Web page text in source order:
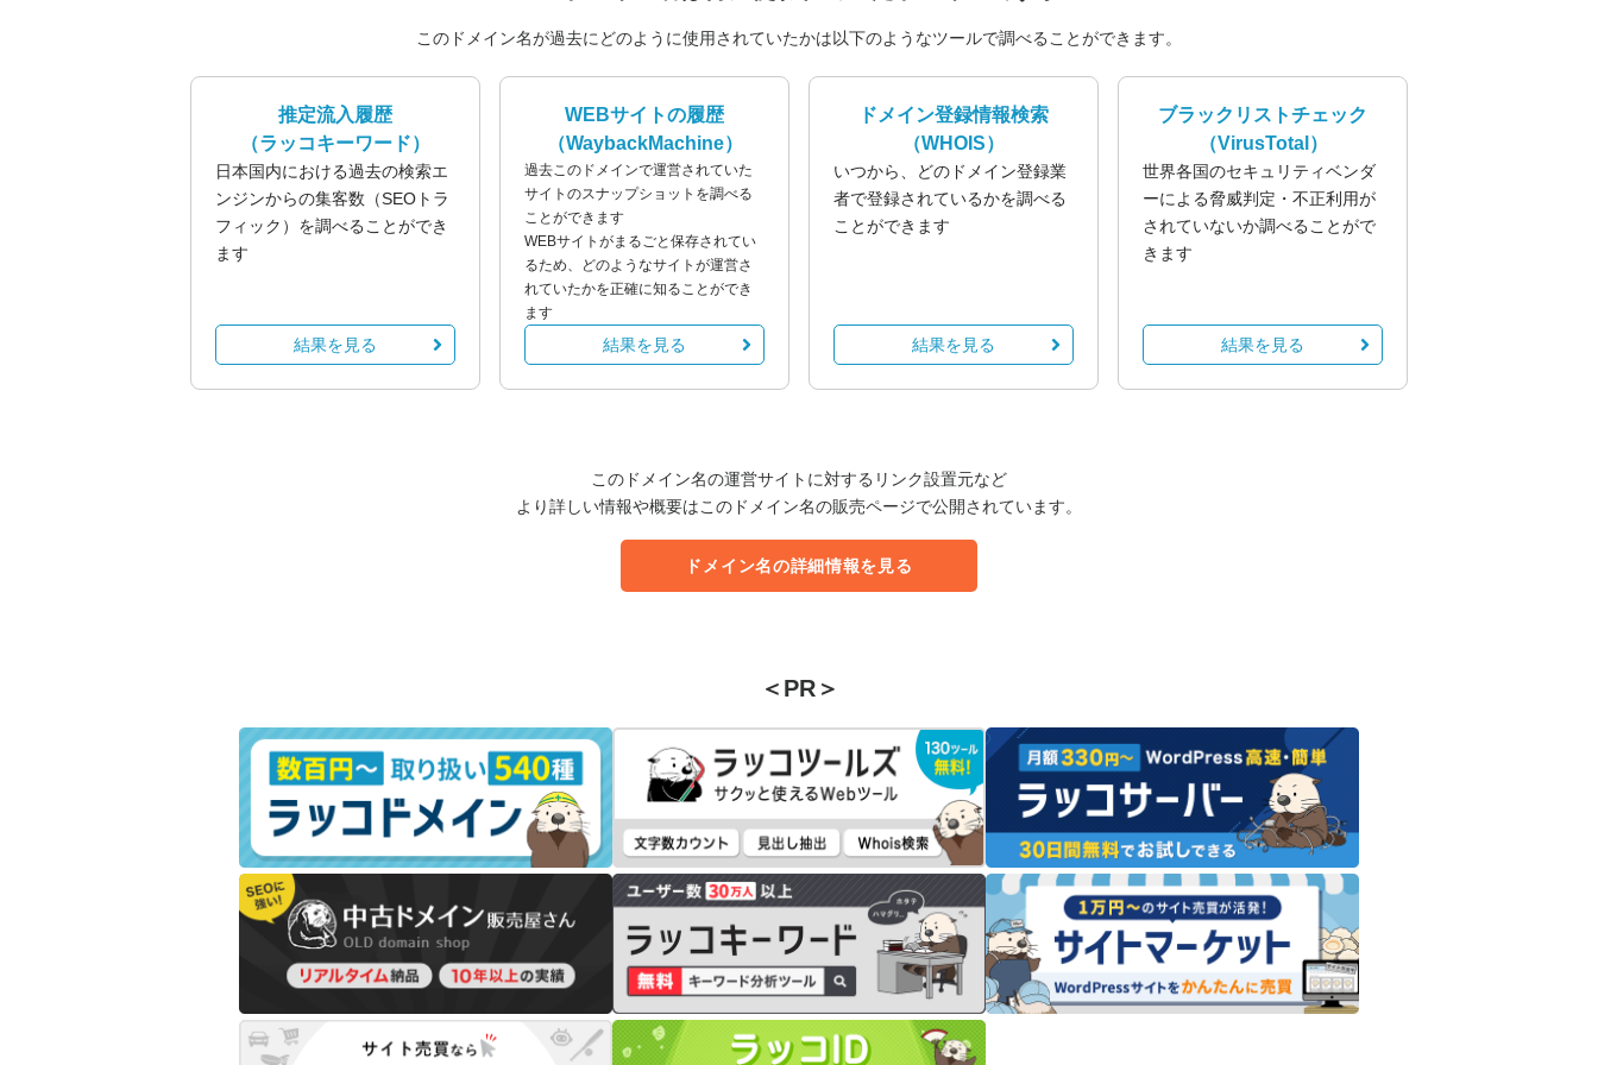
このドメイン名が過去にどのように使用されていたかは以下のようなツールで調べることができます。
推定流入履歴
（ラッコキーワード）
日本国内における過去の検索エ
ンジンからの集客数（SEOトラ
フィック）を調べることができ
ます
結果を見る
WEBサイトの履歴
（WaybackMachine）
過去このドメインで運営されていた
サイトのスナップショットを調べる
ことができます
WEBサイトがまるごと保存されてい
るため、どのようなサイトが運営さ
れていたかを正確に知ることができ
ます
結果を見る
ドメイン登録情報検索
（WHOIS）
いつから、どのドメイン登録業
者で登録されているかを調べる
ことができます
結果を見る
ブラックリストチェック
（VirusTotal）
世界各国のセキュリティベンダ
ーによる脅威判定・不正利用が
されていないか調べることがで
きます
結果を見る
このドメイン名の運営サイトに対するリンク設置元など
より詳しい情報や概要はこのドメイン名の販売ページで公開されています。
ドメイン名の詳細情報を見る
＜PR＞